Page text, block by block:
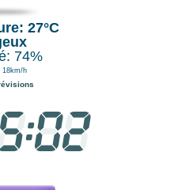
27°C
74%
18km/h